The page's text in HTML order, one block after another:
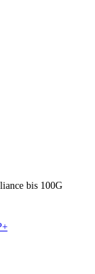
bis 100G